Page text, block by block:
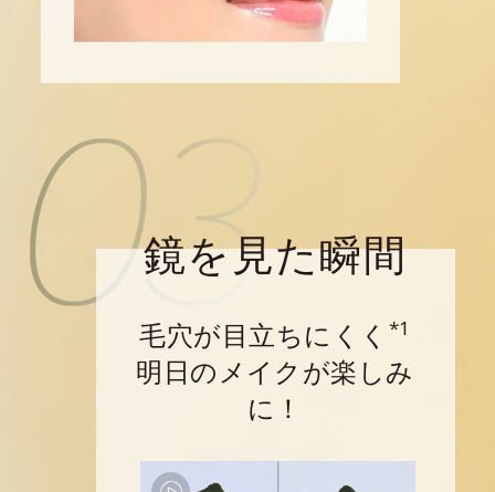
鏡を見た瞬間
毛穴が目立ちにくく *1
明日のメイクが楽しみ
に！